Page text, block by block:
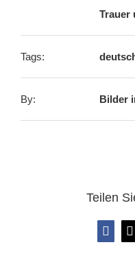
Trauer
Tags:
By: Bilder
Teilen
X